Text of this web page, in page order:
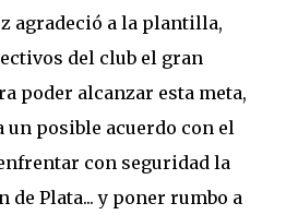
agradeció a la plantilla,
del club el gran
poder alcanzar esta meta,
un posible acuerdo con el
con seguridad la
de Plata... y poner rumbo a